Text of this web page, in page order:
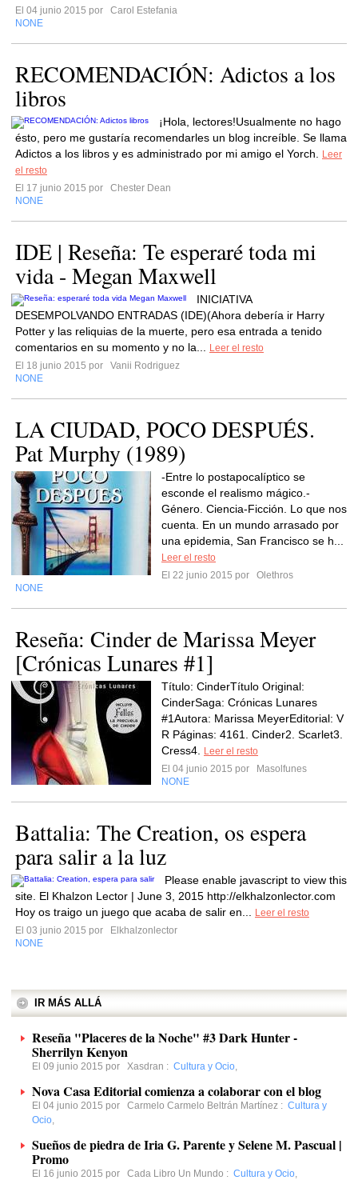
El 04 junio 2015 por
Carol Estefania
NONE
RECOMENDACIÓN: Adictos a los
libros
¡Hola, lectores!Usualmente no hago
ésto, pero me gustaría recomendarles un blog increíble. Se llama
Adictos a los libros y es administrado por mi amigo el Yorch.
Leer
el resto
El 17 junio 2015 por
Chester Dean
NONE
IDE | Reseña: Te esperaré toda mi
vida - Megan Maxwell
INICIATIVA
DESEMPOLVANDO ENTRADAS (IDE)(Ahora debería ir Harry
Potter y las reliquias de la muerte, pero esa entrada a tenido
comentarios en su momento y no la...
Leer el resto
El 18 junio 2015 por
Vanii Rodriguez
NONE
LA CIUDAD, POCO DESPUÉS.
Pat Murphy (1989)
-Entre lo postapocalíptico se
esconde el realismo mágico.-
Género. Ciencia-Ficción. Lo que nos
cuenta. En un mundo arrasado por
una epidemia, San Francisco se h...
Leer el resto
El 22 junio 2015 por
Olethros
NONE
Reseña: Cinder de Marissa Meyer
[Crónicas Lunares #1]
Título: CinderTítulo Original:
CinderSaga: Crónicas Lunares
#1Autora: Marissa MeyerEditorial: V
R Páginas: 4161. Cinder2. Scarlet3.
Cress4.
Leer el resto
El 04 junio 2015 por
Masolfunes
NONE
Battalia: The Creation, os espera
para salir a la luz
Please enable javascript to view this
site. El Khalzon Lector | June 3, 2015 http://elkhalzonlector.com
Hoy os traigo un juego que acaba de salir en...
Leer el resto
El 03 junio 2015 por
Elkhalzonlector
NONE
IR MÁS ALLÁ
Reseña "Placeres de la Noche" #3 Dark Hunter -
Sherrilyn Kenyon
El 09 junio 2015 por Xasdran : Cultura y Ocio,
Nova Casa Editorial comienza a colaborar con el blog
El 04 junio 2015 por Carmelo Carmelo Beltrán Martínez : Cultura y
Ocio,
Sueños de piedra de Iria G. Parente y Selene M. Pascual |
Promo
El 16 junio 2015 por Cada Libro Un Mundo : Cultura y Ocio,